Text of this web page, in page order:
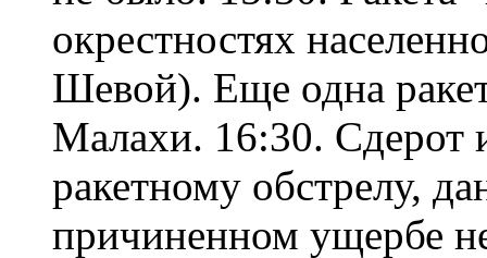
окрестностях
Шевой). Еще одна
Малахи. 16:30. Сдерот
ракетному обстрелу,
причиненном ущербе